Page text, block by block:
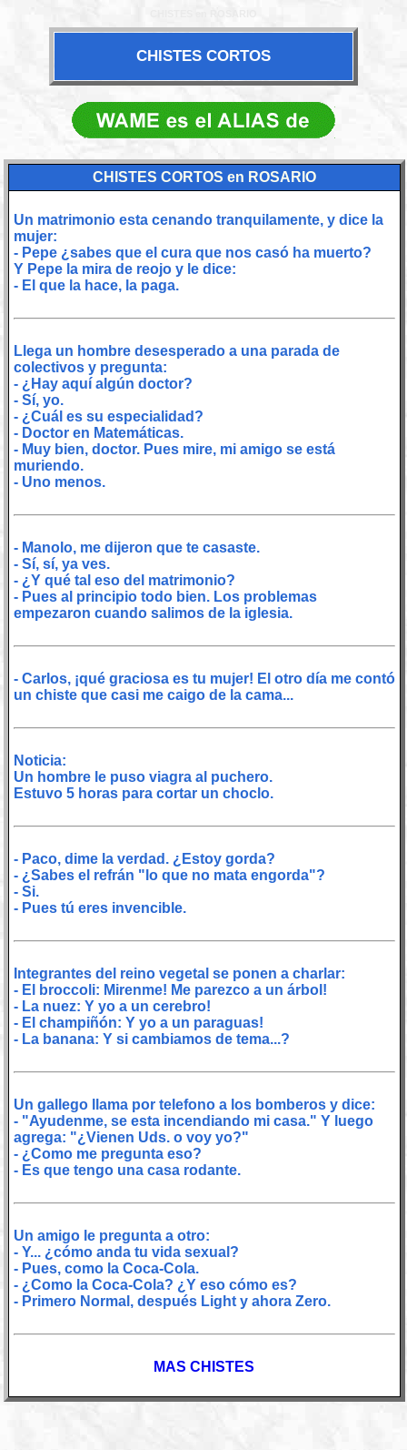
CHISTES CORTOS
CHISTES CORTOS en ROSARIO
Un matrimonio esta cenando tranquilamente, y dice la
mujer:
- Pepe ¿sabes que el cura que nos casó ha muerto?
Y Pepe la mira de reojo y le dice:
- El que la hace, la paga.
Llega un hombre desesperado a una parada de
colectivos y pregunta:
- ¿Hay aquí algún doctor?
- Sí, yo.
- ¿Cuál es su especialidad?
- Doctor en Matemáticas.
- Muy bien, doctor. Pues mire, mi amigo se está
muriendo.
- Uno menos.
- Manolo, me dijeron que te casaste.
- Sí, sí, ya ves.
- ¿Y qué tal eso del matrimonio?
- Pues al principio todo bien. Los problemas
empezaron cuando salimos de la iglesia.
- Carlos, ¡qué graciosa es tu mujer! El otro día me contó
un chiste que casi me caigo de la cama...
Noticia:
Un hombre le puso viagra al puchero.
Estuvo 5 horas para cortar un choclo.
- Paco, dime la verdad. ¿Estoy gorda?
- ¿Sabes el refrán "lo que no mata engorda"?
- Si.
- Pues tú eres invencible.
Integrantes del reino vegetal se ponen a charlar:
- El broccoli: Mirenme! Me parezco a un árbol!
- La nuez: Y yo a un cerebro!
- El champiñón: Y yo a un paraguas!
- La banana: Y si cambiamos de tema...?
Un gallego llama por telefono a los bomberos y dice:
- "Ayudenme, se esta incendiando mi casa." Y luego
agrega: "¿Vienen Uds. o voy yo?"
- ¿Como me pregunta eso?
- Es que tengo una casa rodante.
Un amigo le pregunta a otro:
- Y... ¿cómo anda tu vida sexual?
- Pues, como la Coca-Cola.
- ¿Como la Coca-Cola? ¿Y eso cómo es?
- Primero Normal, después Light y ahora Zero.
MAS CHISTES